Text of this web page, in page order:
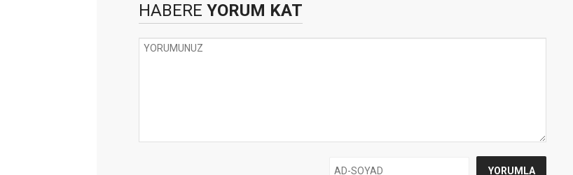
HABERE YORUM KAT